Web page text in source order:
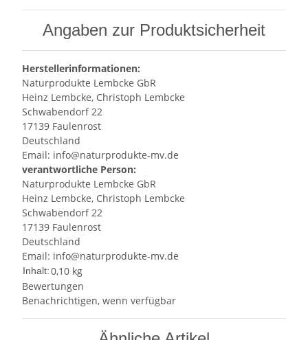
Angaben zur Produktsicherheit
Herstellerinformationen:
Naturprodukte Lembcke GbR
Heinz Lembcke, Christoph Lembcke
Schwabendorf 22
17139 Faulenrost
Deutschland
Email: info@naturprodukte-mv.de
verantwortliche Person:
Naturprodukte Lembcke GbR
Heinz Lembcke, Christoph Lembcke
Schwabendorf 22
17139 Faulenrost
Deutschland
Email: info@naturprodukte-mv.de
Inhalt:0,10 kg
Bewertungen
Benachrichtigen, wenn verfügbar